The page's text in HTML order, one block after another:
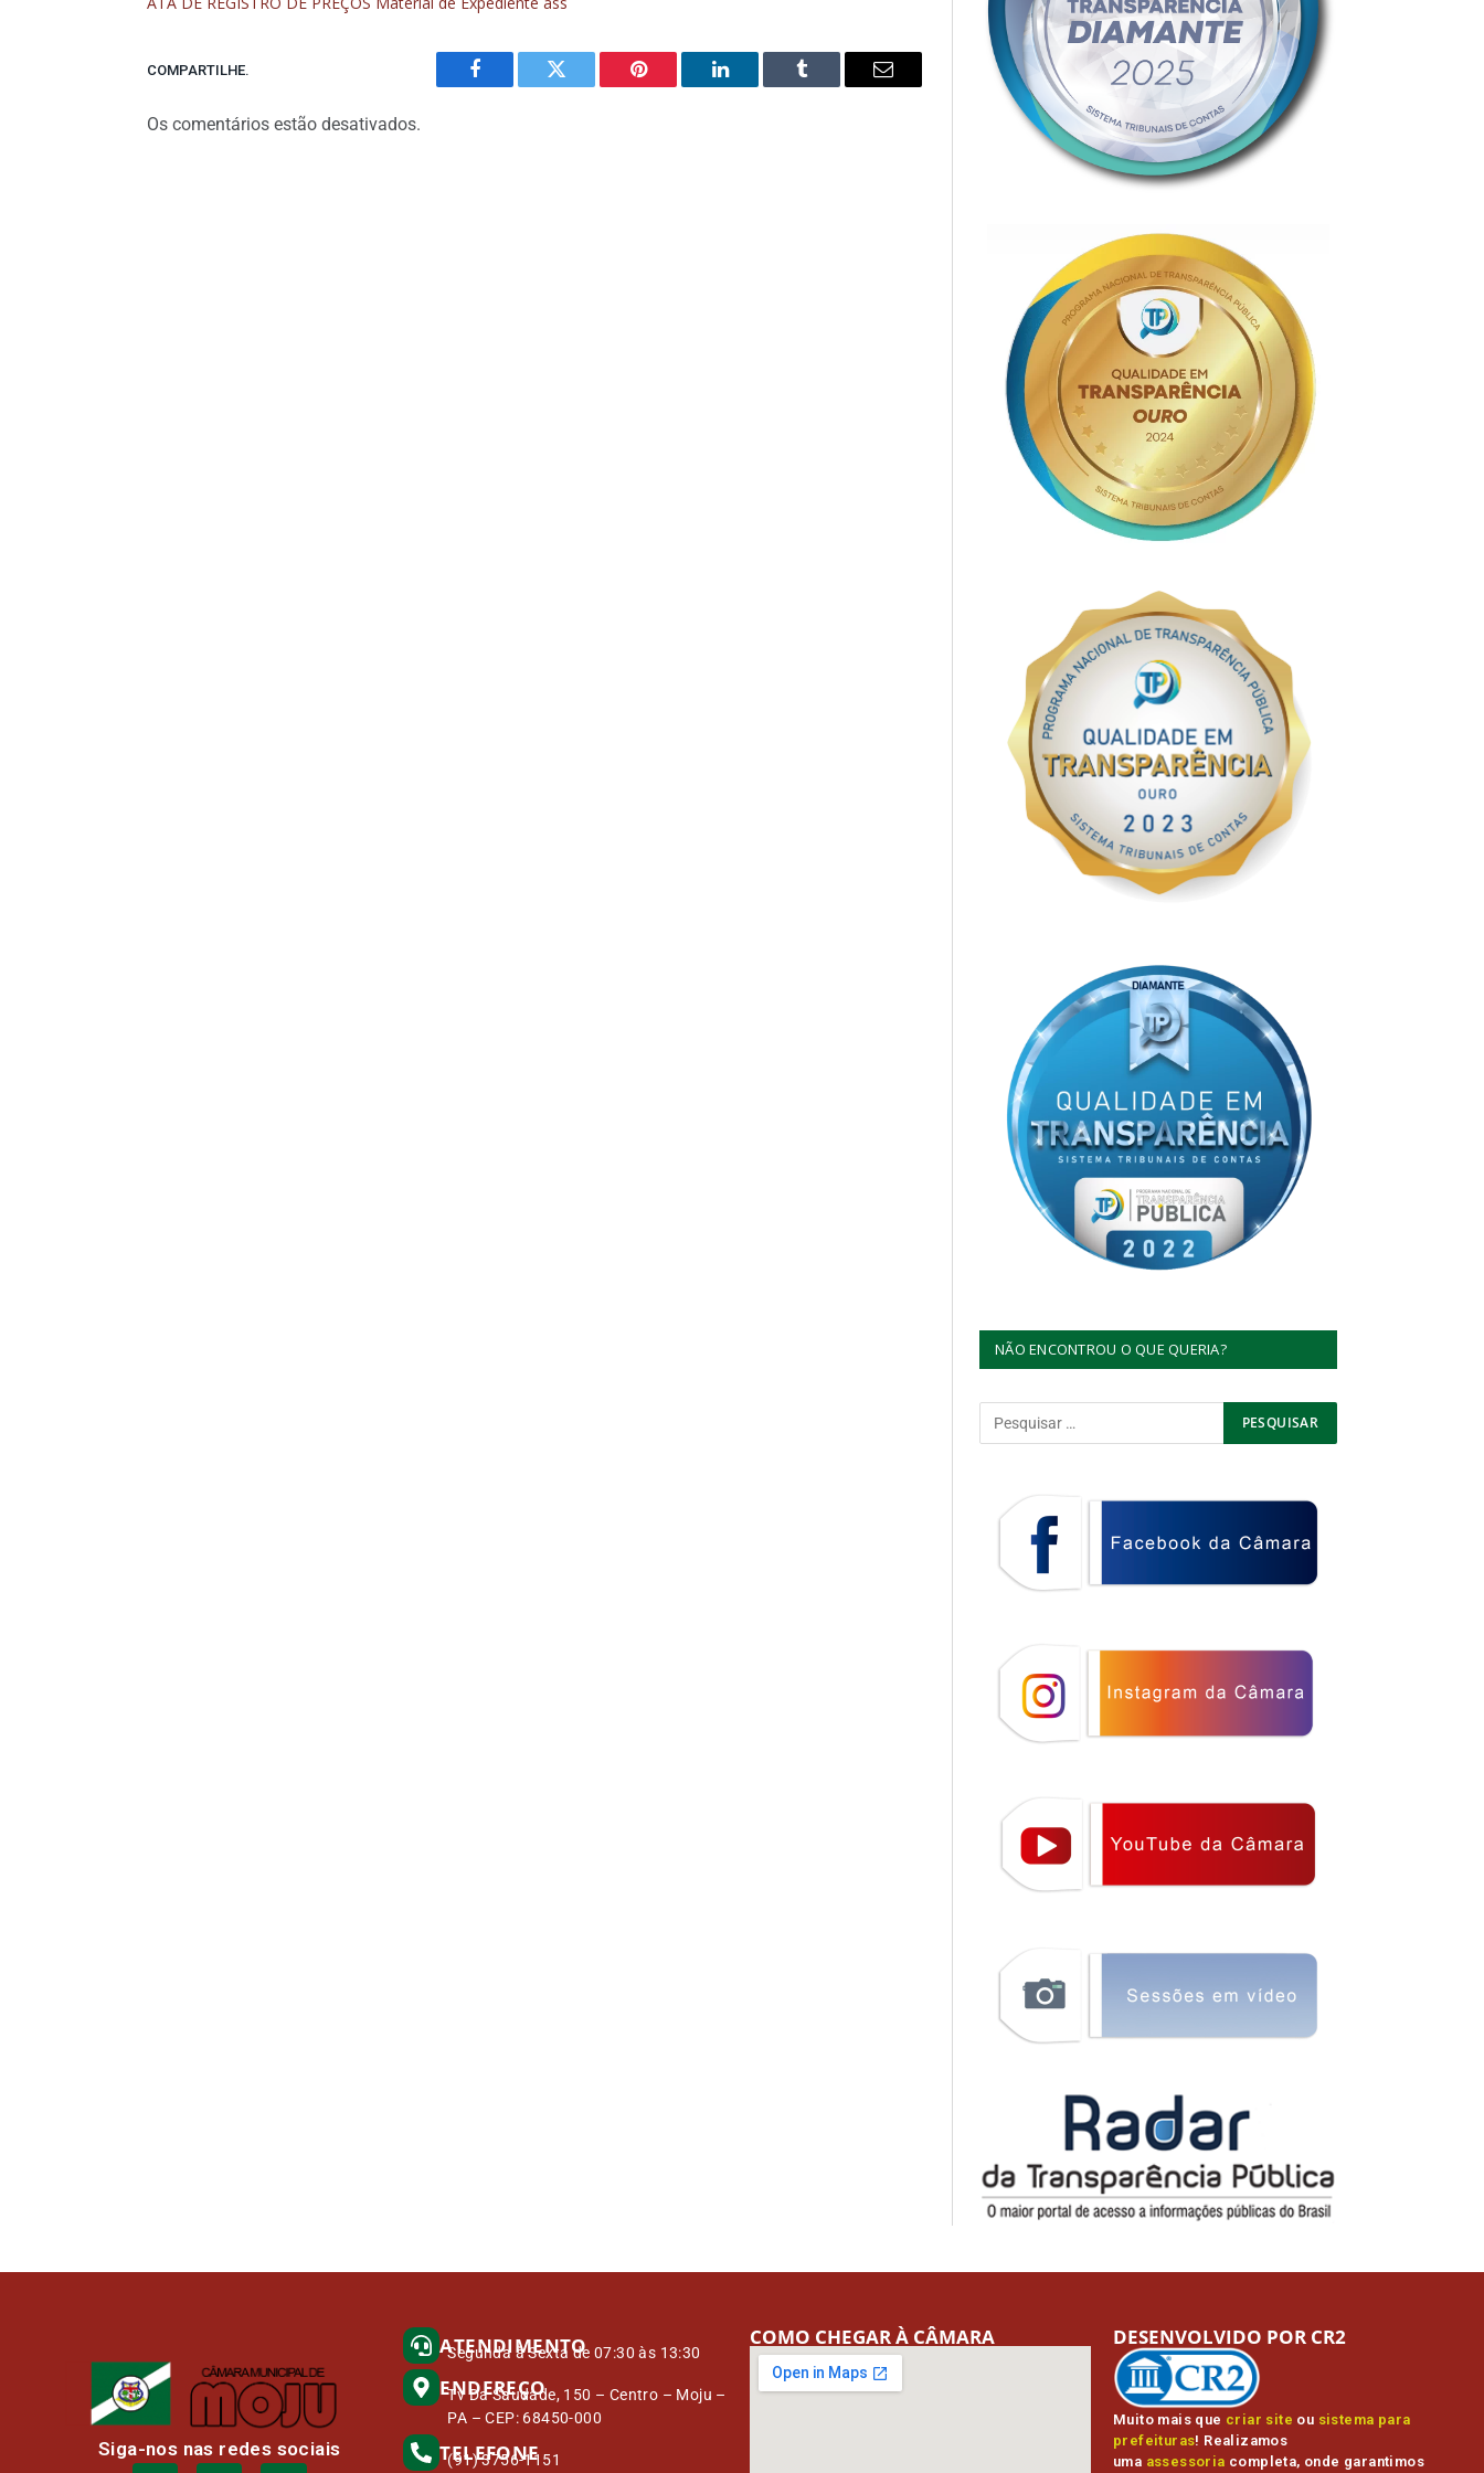
COMPARTILHE.
Facebook Twitter Pinterest
O
Tumblr
E-
Os comentários estão desativados.
NÃO ENCONTROU O QUE QUERIA?
Siga-nos nas redes sociais
ATENDIMENTO
Segunda à Sexta de 07:30 às 13:30
ENDEREÇO
Tv Da Saudade, 150 – Centro – Moju –
PA – CEP: 68450-000
TELEFONE
(91) 3756-1151
COMO CHEGAR À CÂMARA
Muito mais que criar site ou sistema para
prefeituras! Realizamos
uma assessoria completa, onde garantimos
DESENVOLVIDO POR CR2